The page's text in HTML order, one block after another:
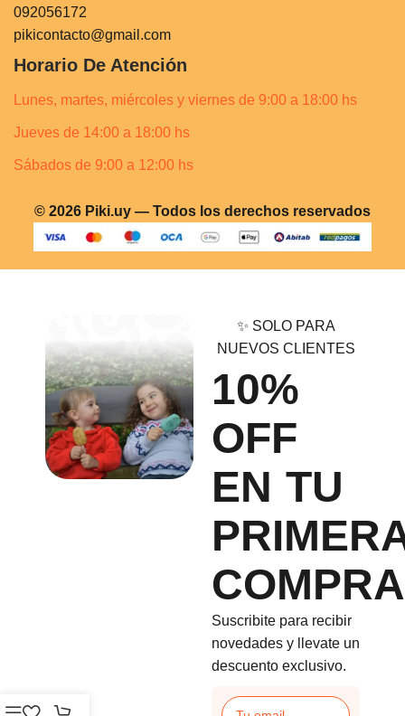
092056172
pikicontacto@gmail.com
Horario De Atención
Lunes, martes, miércoles y viernes de 9:00 a 18:00 hs
Jueves de 14:00 a 18:00 hs
Sábados de 9:00 a 12:00 hs
© 2026 Piki.uy — Todos los derechos reservados
✨ SOLO PARA
NUEVOS CLIENTES
10%
OFF
EN TU
COMPRA
Suscribite para recibir
novedades y llevate un
descuento exclusivo.